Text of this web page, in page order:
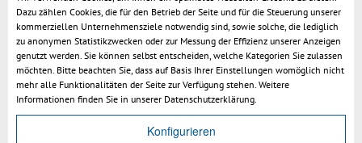
3DViewStation v12.02
Dazu zählen Cookies, die für den Betrieb der Seite und für die Steuerung unserer
kommerziellen Unternehmensziele notwendig sind, sowie solche, die lediglich
zu anonymen Statistikzwecken oder zur Messung der Effizienz unserer Anzeigen
genutzt werden. Sie können selbst entscheiden, welche Kategorien Sie zulassen
möchten. Bitte beachten Sie, dass auf Basis Ihrer Einstellungen womöglich nicht
mehr alle Funktionalitäten der Seite zur Verfügung stehen. Weitere
Informationen finden Sie in unserer Datenschutzerklärung.
Konfigurieren